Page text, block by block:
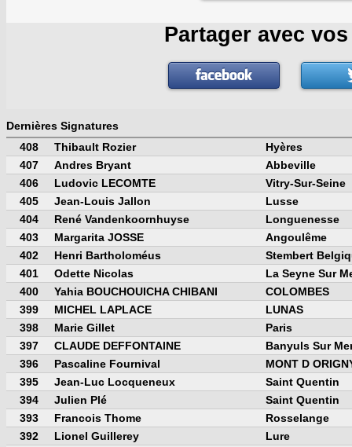
Partager avec
Dernières Signatures
408
Thibault Rozier
Hyères
407
Andres Bryant
Abbeville
406
Ludovic LECOMTE
Vitry-Sur-Seine
405
Jean-Louis Jallon
Lusse
404
René Vandenkoornhuyse
Longuenesse
403
Margarita JOSSE
Angoulême
402
Henri Bartholoméus
Stembert
401
Odette Nicolas
La Seyne Sur
400
Yahia BOUCHOUICHA CHIBANI
COLOMBES
399
MICHEL LAPLACE
LUNAS
398
Marie Gillet
Paris
397
CLAUDE DEFFONTAINE
Banyuls Sur
396
Pascaline Fournival
MONT D
395
Jean-Luc Locqueneux
Saint Quentin
394
Julien Plé
Saint Quentin
393
Francois Thome
Rosselange
392
Lionel Guillerey
Lure